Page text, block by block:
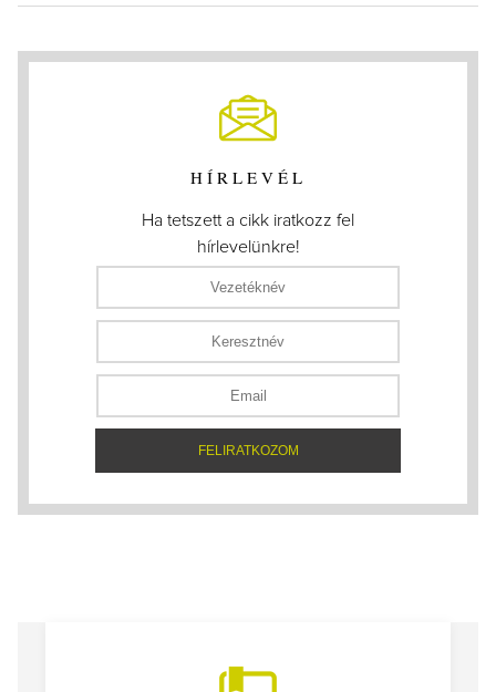
HÍRLEVÉL
Ha tetszett a cikk iratkozz fel
hírlevelünkre!